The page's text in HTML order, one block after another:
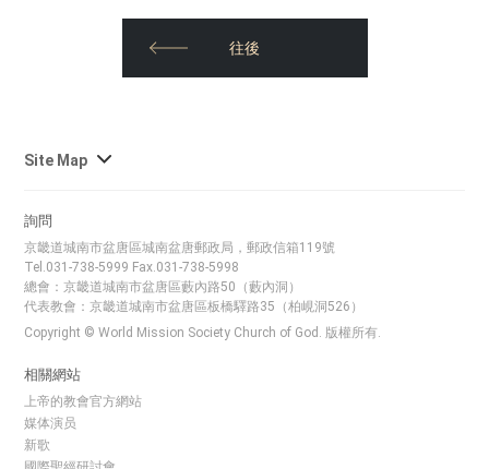
往後
Site Map 사
맵
전
체
보
기
詢問
京畿道城南市盆唐區城南盆唐郵政局，郵政信箱119號
Tel.031-738-5999 Fax.031-738-5998
總會：京畿道城南市盆唐區藪內路50（藪內洞）
代表教會：京畿道城南市盆唐區板橋驛路35（柏峴洞526）
Copyright © World Mission Society Church of God. 版權所有.
相關網站
上帝的教會官方網站
媒体演员
新歌